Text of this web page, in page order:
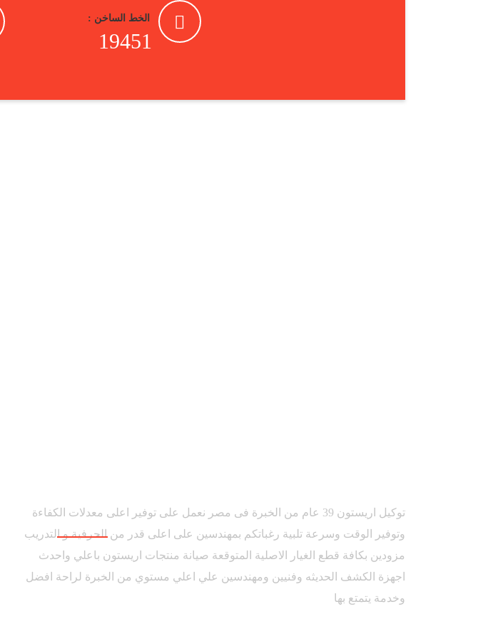
الخط الساخن :
19451
توكيل اريستون 39 عام من الخبرة فى مصر نعمل على توفير اعلى معدلات الكفاءة
وتوفير الوقت وسرعة تلبية رغباتكم بمهندسين على اعلى قدر من الحرفية و التدريب
مزودين بكافة قطع الغيار الاصلية المتوقعة صيانة منتجات اريستون باعلي واحدث
اجهزة الكشف الحديثه وفنيين ومهندسين علي اعلي مستوي من الخبرة لراحة افضل
وخدمة يتمتع بها